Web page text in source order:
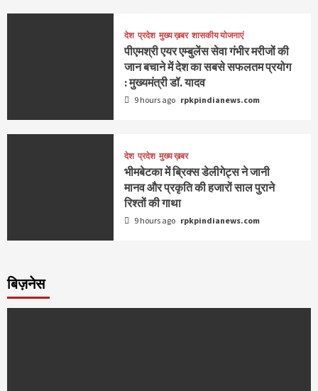
देश प्रदेश मुख्य ख़बर शासकीय योजनाएं
पीएमश्री एयर एम्बुलेंस सेवा गंभीर मरीजों की
जान बचाने में देश का सबसे सफलतम प्रयोग
: मुख्यमंत्री डॉ. यादव
9 hours ago rpkpindianews.com
देश प्रदेश मुख्य ख़बर
भीमबेटका में ब्रिक्स डेलीगेट्स ने जानी
मानव और प्रकृति की हजारों साल पुराने
रिश्तों की गाथा
9 hours ago rpkpindianews.com
बिज़नेस